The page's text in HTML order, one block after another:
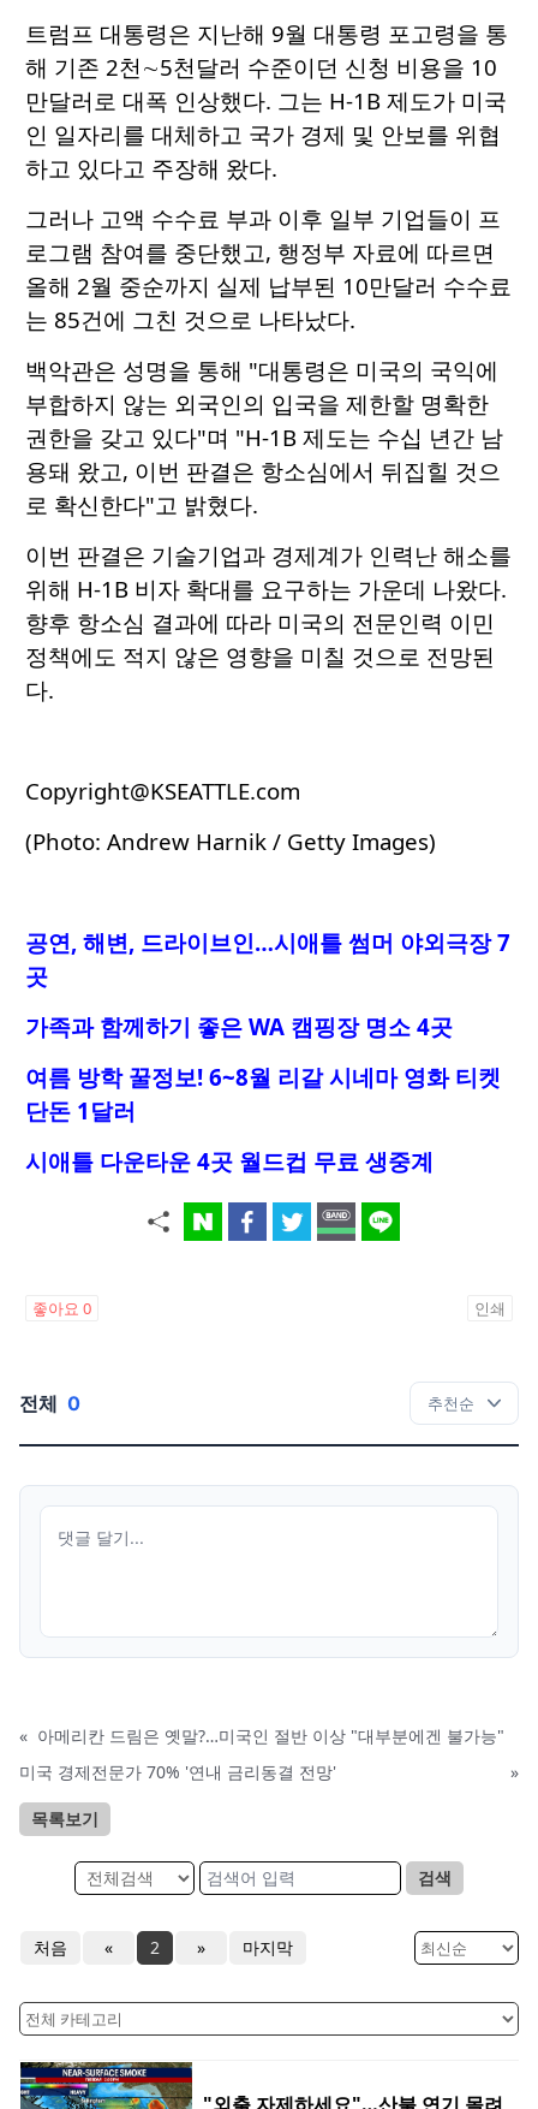
트럼프 대통령은 지난해 9월 대통령 포고령을 통
해 기존 2천∼5천달러 수준이던 신청 비용을 10
만달러로 대폭 인상했다. 그는 H-1B 제도가 미국
인 일자리를 대체하고 국가 경제 및 안보를 위협
하고 있다고 주장해 왔다.
그러나 고액 수수료 부과 이후 일부 기업들이 프
로그램 참여를 중단했고, 행정부 자료에 따르면
올해 2월 중순까지 실제 납부된 10만달러 수수료
는 85건에 그친 것으로 나타났다.
백악관은 성명을 통해 "대통령은 미국의 국익에
부합하지 않는 외국인의 입국을 제한할 명확한
권한을 갖고 있다"며 "H-1B 제도는 수십 년간 남
용돼 왔고, 이번 판결은 항소심에서 뒤집힐 것으
로 확신한다"고 밝혔다.
이번 판결은 기술기업과 경제계가 인력난 해소를
위해 H-1B 비자 확대를 요구하는 가운데 나왔다.
향후 항소심 결과에 따라 미국의 전문인력 이민
정책에도 적지 않은 영향을 미칠 것으로 전망된
다.
Copyright@KSEATTLE.com
(Photo: Andrew Harnik / Getty Images)
공연, 해변, 드라이브인…시애틀 썸머 야외극장 7
곳
가족과 함께하기 좋은 WA 캠핑장 명소 4곳
여름 방학 꿀정보! 6~8월 리갈 시네마 영화 티켓
단돈 1달러
시애틀 다운타운 4곳 월드컵 무료 생중계
좋아요 0 인쇄
전체 0
« 아메리칸 드림은 옛말?…미국인 절반 이상 "대부분에겐 불가능"
미국 경제전문가 70% '연내 금리동결 전망'
»
목록보기
검색
처음 « 2 » 마지막